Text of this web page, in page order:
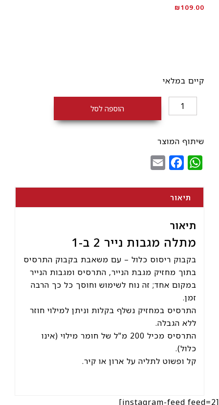
₪109.00
קיים במלאי
כמות
של
מגבות
נייר
2
הוספה לסל
שיתוף המוצר
WhatsApp
Facebook
תיאור
תיאור
מתלה מגבות נייר 2 ב-1
בקבוק ריסוס כלול – עם משאבת בקבוק התרסיס
בתוך מחזיק מגבת הנייר, התרסיס ומגבות הנייר
במקום אחד; זה נוח לשימוש וחוסך כל כך הרבה
זמן.
התרסיס במחזיק נשלף בקלות וניתן למילוי חוזר
ללא הגבלה.
התרסיס מכיל 200 מ"ל של חומר מילוי (אינו
כלול).
קל ופשוט לתליה על ארון או קיר.
[instagram-feed feed=2]